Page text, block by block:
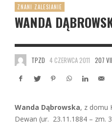
ZNANI ZALESIANIE
WANDA
TPZD 4 CZERWCA 2011 207
Wanda Dąbrowska, z domu
Dewan (ur. 23.11.1884 – zm.